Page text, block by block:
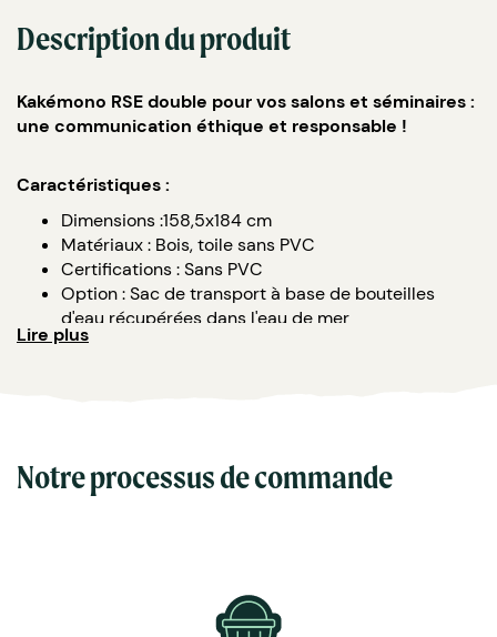
Description du produit
Kakémono RSE double pour vos salons et séminaires :
une communication éthique et responsable !
Caractéristiques :
Dimensions :158,5x184 cm
Matériaux : Bois, toile sans PVC
Certifications : Sans PVC
Option : Sac de transport à base de bouteilles
d'eau récupérées dans l'eau de mer
Impression avec encre écologique
Lire plus
Notre processus de commande